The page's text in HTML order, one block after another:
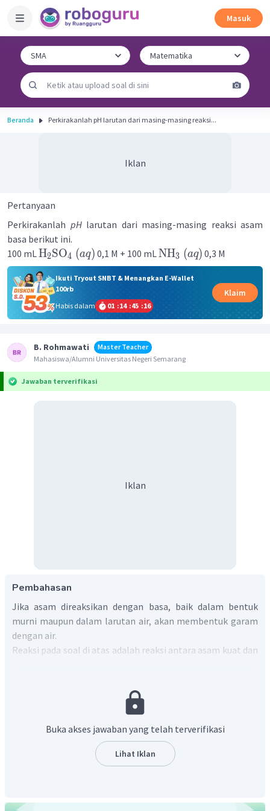
Masuk
Beranda Perkirakanlah pH larutan dari masing-masing reaksi...
Iklan
Pertanyaan
Perkirakanlah pHlarutan dari masing-masing reaksi asam
basa berikut ini.
100 mLH2SO4 (aq) 0,1 M + 100 mLNH3 (aq) 0,3 M
Ikuti Tryout SNBT & Menangkan E-Wallet
100rb
Habis dalam
01 :14 :45 :16
Klaim
B. Rohmawati
Master Teacher
Mahasiswa/Alumni Universitas Negeri Semarang
Jawaban terverifikasi
Iklan
Pembahasan
Jika asam direaksikan dengan basa, baik dalam bentuk
murni maupun dalam larutan air, akan membentuk garam
dengan air.
Reaksi pada soal di atas adalah reaksi antara asam kuat dan
Jika dalam reaksi itu zat yang sisa adalah asam, maka
pH larutan setelah reaksi ditentukan dari pH asam
Jika dalam reaksi itu zat yang sisa adalah basa, maka
akan terbentuk larutan bufer basa (pH > 7).
Buka akses jawaban yang telah terverifikasi
Lihat Iklan